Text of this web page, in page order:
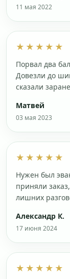
11 мая 2022
★★★★★
Порвал два
Довезли до
сказали
Матвей
03 мая 2023
★★★★★
Нужен был
приняли
лишних
Александр К.
17 июня 2024
★★★★★